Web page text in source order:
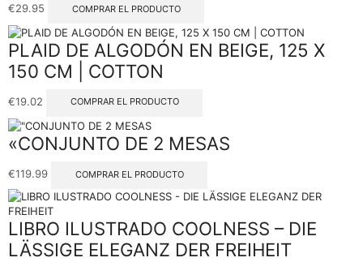
€29.95 COMPRAR EL PRODUCTO
PLAID DE ALGODÓN EN BEIGE, 125 X
150 CM | COTTON
€19.02 COMPRAR EL PRODUCTO
«CONJUNTO DE 2 MESAS
€119.99 COMPRAR EL PRODUCTO
LIBRO ILUSTRADO COOLNESS – DIE
LÄSSIGE ELEGANZ DER FREIHEIT